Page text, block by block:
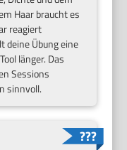
Haar braucht es
reagiert
deine Übung eine
länger. Das
Sessions
sinnvoll.